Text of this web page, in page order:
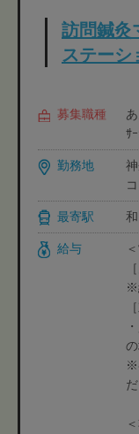
訪問鍼灸
ステーシ
募集職種
ｻ
勤務地
最寄駅
給与
※
の
※